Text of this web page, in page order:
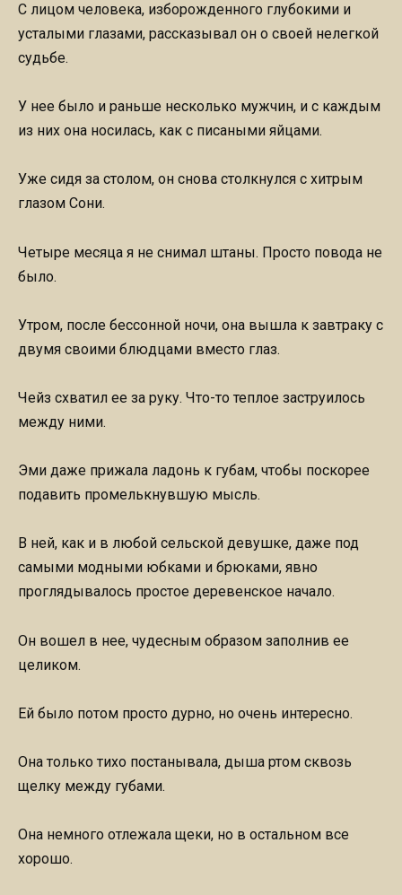
С лицом человека, изборожденного глубокими и
усталыми глазами, рассказывал он о своей нелегкой
судьбе.
У нее было и раньше несколько мужчин, и с каждым
из них она носилась, как с писаными яйцами.
Уже сидя за столом, он снова столкнулся с хитрым
глазом Сони.
Четыре месяца я не снимал штаны. Просто повода не
было.
Утром, после бессонной ночи, она вышла к завтраку с
двумя своими блюдцами вместо глаз.
Чейз схватил ее за руку. Что-то теплое заструилось
между ними.
Эми даже прижала ладонь к губам, чтобы поскорее
подавить промелькнувшую мысль.
В ней, как и в любой сельской девушке, даже под
самыми модными юбками и брюками, явно
проглядывалось простое деревенское начало.
Он вошел в нее, чудесным образом заполнив ее
целиком.
Ей было потом просто дурно, но очень интересно.
Она только тихо постанывала, дыша ртом сквозь
щелку между губами.
Она немного отлежала щеки, но в остальном все
хорошо.